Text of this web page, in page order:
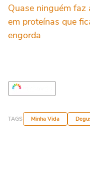
Quase ninguém
em proteínas que
engorda
TAGS Minha Vida